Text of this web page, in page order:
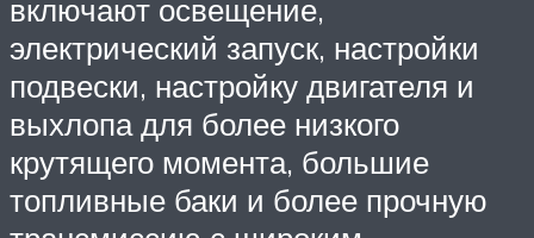
включают освещение,
электрический запуск, настройки
подвески, настройку двигателя и
выхлопа для более низкого
крутящего момента, большие
топливные баки и более прочную